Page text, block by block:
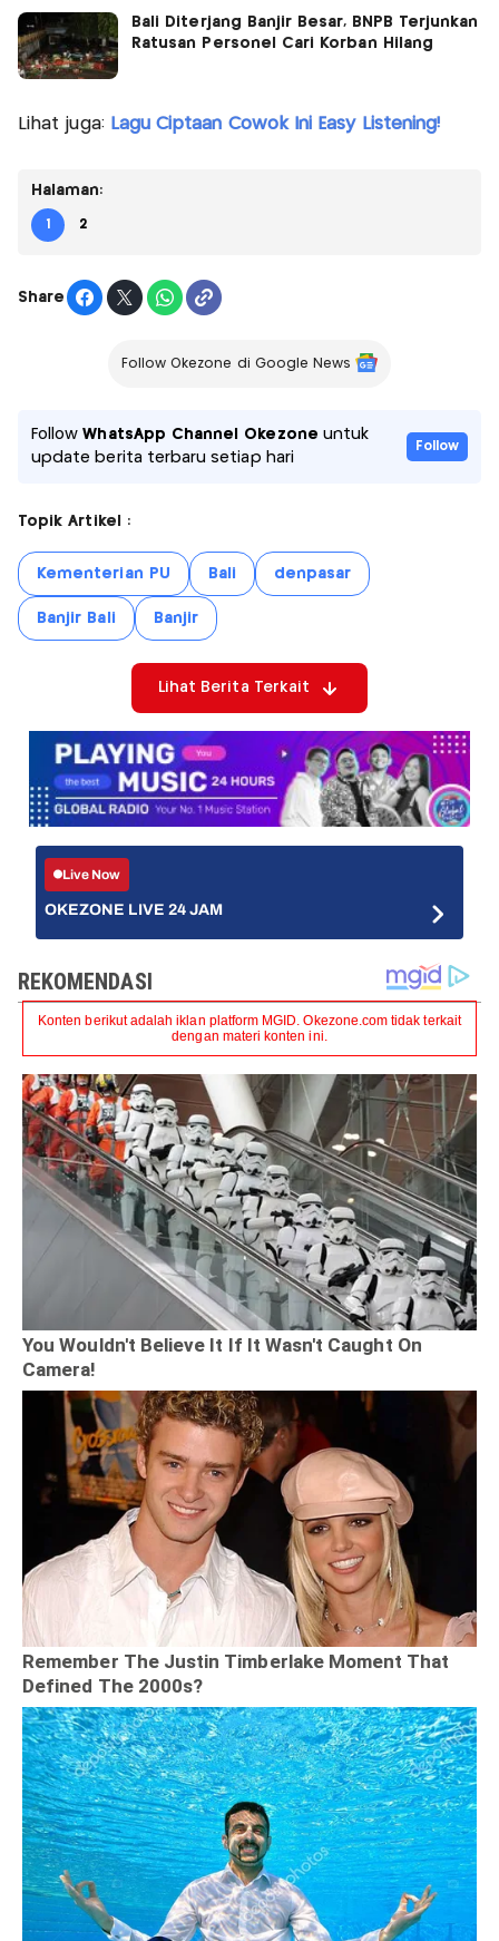
Bali Diterjang Banjir Besar, BNPB Terjunkan
Ratusan Personel Cari Korban Hilang
Lihat juga: Lagu Ciptaan Cowok Ini Easy Listening!
Halaman:
1 2
Share
Follow Okezone di Google News
FollowWhatsApp Channel Okezone untuk
update berita terbaru setiap hari
Follow
Topik Artikel :
Kementerian PU Bali denpasar
Banjir Bali Banjir
Lihat Berita Terkait
Live Now
OKEZONE LIVE 24 JAM